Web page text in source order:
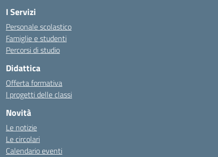
I Servizi
Personale scolastico
Famiglie e studenti
Percorsi di studio
Didattica
Offerta formativa
I progetti delle classi
Novità
Le notizie
Le circolari
Calendario eventi